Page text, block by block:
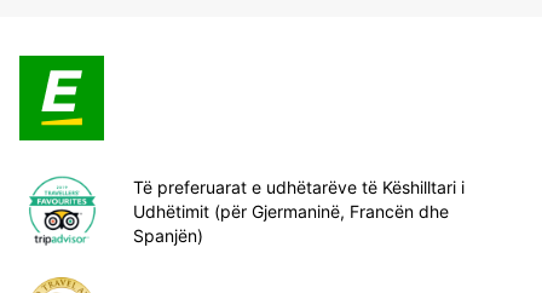
Të preferuarat e udhëtarëve të Këshilltari i
Udhëtimit (për Gjermaninë, Francën dhe
Spanjën)